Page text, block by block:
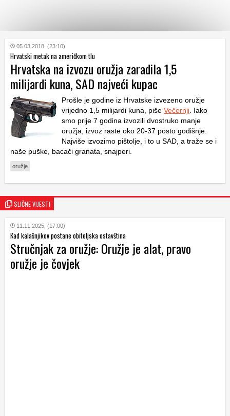
KATEGORIJE
HRVATSKI
WEB
05.03.2018. (23:10)
Hrvatski metak na američkom tlu
Hrvatska na izvozu oružja zaradila 1,5
milijardi kuna, SAD najveći kupac
Prošle je godine iz Hrvatske izvezeno oružje
vrijedno 1,5 milijardi kuna, piše Večernji . Iako
smo prije 7 godina izvozili dvostruko manje
oružja, izvoz raste oko 20-37 posto godišnje.
Najviše izvozimo pištolje, i to u SAD, a traže se i
naše puške, bacači granata, snajperi.
oružje
SLIČNE VIJESTI
11.11.2025. (17:00)
Kad kalašnjikov postane obiteljska ostavština
Stručnjak za oružje: Oružje je alat, pravo
oružje je čovjek